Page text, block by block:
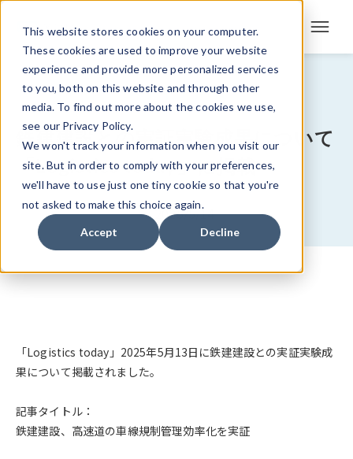
This website stores cookies on your computer.
These cookies are used to improve your website
experience and provide more personalized services
to you, both on this website and through other
media. To find out more about the cookies we use,
see our Privacy Policy.
We won't track your information when you visit our
site. But in order to comply with your preferences,
we'll have to use just one tiny cookie so that you're
not asked to make this choice again.
Accept Decline
メディア掲載
鉄建建設との実証実験成果について
「Logistics today」に掲載
2025/5/14
「Logistics today」2025年5月13日に鉄建建設との実証実験成
果について掲載されました。
記事タイトル：
鉄建建設、高速道の車線規制管理効率化を実証